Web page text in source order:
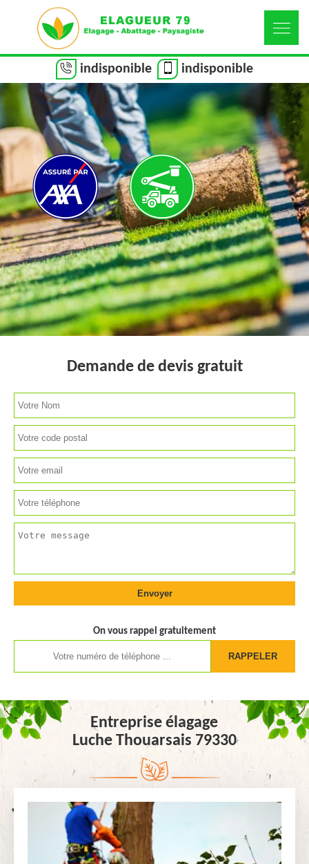
indisponible indisponible
Demande de devis gratuit
On vous rappel gratuitement
Entreprise élagage
Luche Thouarsais 79330